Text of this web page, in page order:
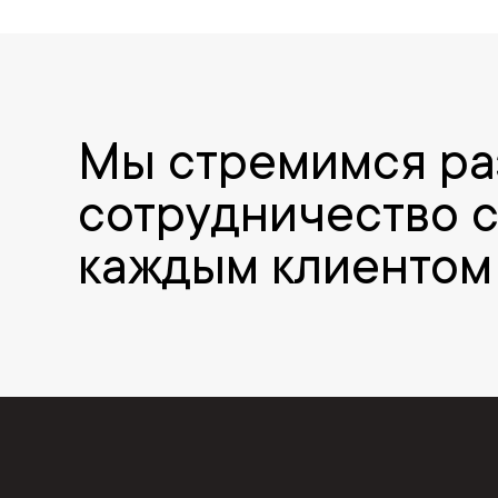
Мы стремимся
сотрудничество с
каждым клиентом